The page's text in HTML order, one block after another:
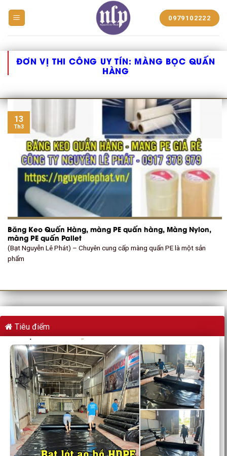
NHỰA
PHÁT
0979102222
ĐƠN VỊ THI CÔNG UY TÍN: MÀNG BỌC QUẤN
HÀNG
Băng Keo Quấn Hàng, màng PE quấn hàng, Màng Nylon,
màng PE quấn Pallet
(Bạt Nguyễn Lê Phát) – Chuyên cung cấp màng quấn PE là một sản
phẩm
13
Th3
Tiêu điểm